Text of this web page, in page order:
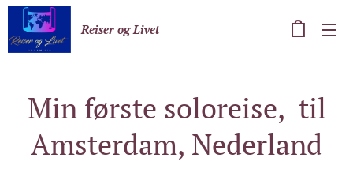
Reiser og Livet
Min første soloreise, til
Amsterdam, Nederland